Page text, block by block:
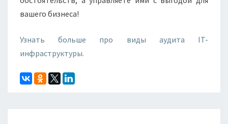
вашего бизнеса!
Узнать больше про виды аудита IT-
инфраструктуры.